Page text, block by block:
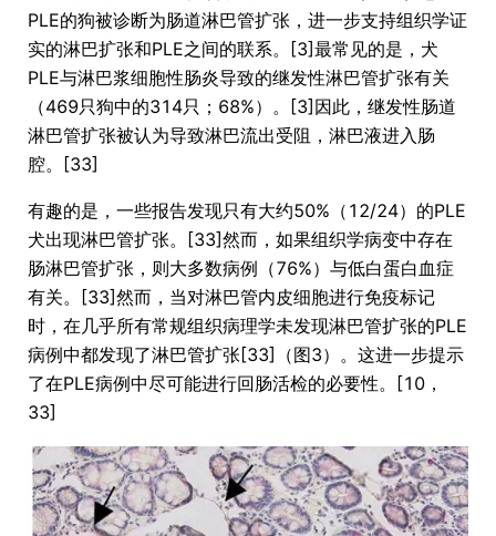
PLE的狗被诊断为肠道淋巴管扩张，进一步支持组织学证
实的淋巴扩张和PLE之间的联系。[3]最常见的是，犬
PLE与淋巴浆细胞性肠炎导致的继发性淋巴管扩张有关
（469只狗中的314只；68%）。[3]因此，继发性肠道
淋巴管扩张被认为导致淋巴流出受阻，淋巴液进入肠
腔。[33]
有趣的是，一些报告发现只有大约50%（12/24）的PLE
犬出现淋巴管扩张。[33]然而，如果组织学病变中存在
肠淋巴管扩张，则大多数病例（76%）与低白蛋白血症
有关。[33]然而，当对淋巴管内皮细胞进行免疫标记
时，在几乎所有常规组织病理学未发现淋巴管扩张的PLE
病例中都发现了淋巴管扩张[33]（图3）。这进一步提示
了在PLE病例中尽可能进行回肠活检的必要性。[10，
33]